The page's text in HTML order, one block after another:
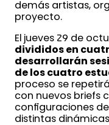
demás artistas,
proyecto.
El jueves 29 de
divididos en
desarrollarán
de los cuatro
proceso se
con nuevos briefs
configuraciones
distintas